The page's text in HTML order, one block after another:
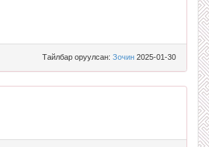
Тайлбар оруулсан: Зочин 2025-01-30